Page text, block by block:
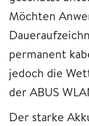
Möchten
permanent
jedoch die
der ABUS
Der starke